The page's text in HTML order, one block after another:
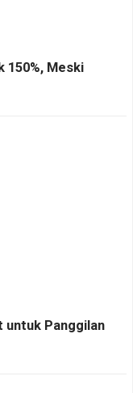
150%, Meski
untuk Panggilan